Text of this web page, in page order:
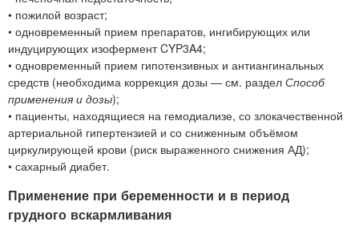
• пожилой возраст;
• одновременный прием препаратов, ингибирующих или
индуцирующих изофермент CYP3A4;
• одновременный прием гипотензивных и антиангинальных
средств (необходима коррекция дозы — см. раздел Способ
применения и дозы);
• пациенты, находящиеся на гемодиализе, со злокачественной
артериальной гипертензией и со сниженным объёмом
циркулирующей крови (риск выраженного снижения АД);
• сахарный диабет.
Применение при беременности и в период
грудного вскармливания